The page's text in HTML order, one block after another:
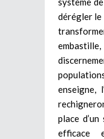
dérégler le
enseigne,
place
efficace